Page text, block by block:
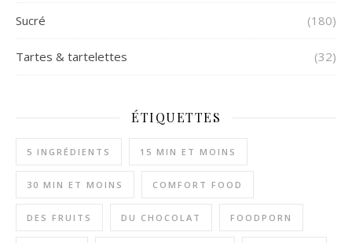
Sucré (180)
Tartes & tartelettes (32)
ÉTIQUETTES
5 INGRÉDIENTS 15 MIN ET MOINS
30 MIN ET MOINS COMFORT FOOD
DES FRUITS DU CHOCOLAT FOODPORN